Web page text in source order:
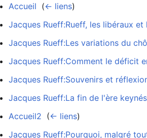
Accueil (← liens)
Jacques Rueff:Rueff, les libéraux et
Jacques Rueff:Les variations du
Jacques Rueff:Comment le déficit
Jacques Rueff:Souvenirs et
Jacques Rueff:La fin de l'ère
Accueil2 (← liens)
Jacques Rueff:Pourquoi, malgré